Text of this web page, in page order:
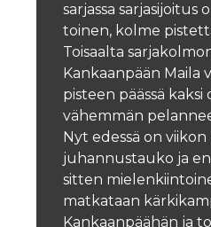
sarjassa sarjasijoitus
toinen, kolme
Toisaalta
Kankaanpään Maila
pisteen päässä
vähemmän
Nyt edessä on
juhannustauko ja
sitten
matkataan
Kankaanpäähän ja